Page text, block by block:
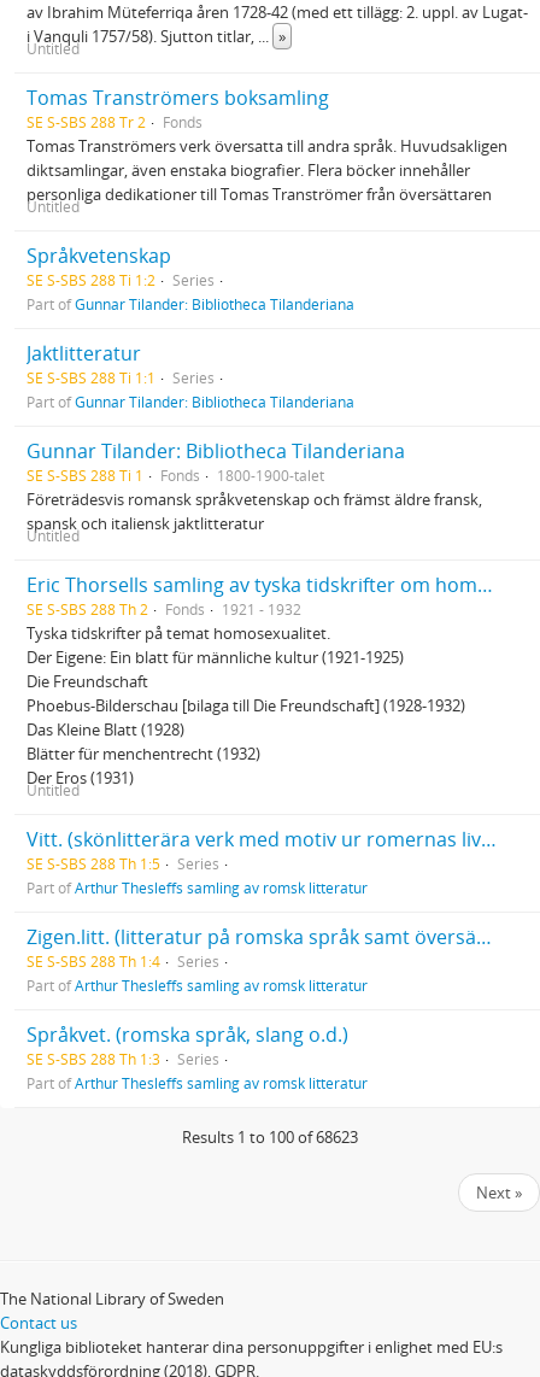
av Ibrahim Müteferriqa åren 1728-42 (med ett tillägg: 2. uppl. av Lugat-
i Vanquli 1757/58). Sjutton titlar, ... »
Untitled
Tomas Tranströmers boksamling
SE S-SBS 288 Tr 2 Fonds
Tomas Tranströmers verk översatta till andra språk. Huvudsakligen
diktsamlingar, även enstaka biografier. Flera böcker innehåller
personliga dedikationer till Tomas Tranströmer från översättaren
Untitled
Språkvetenskap
SE S-SBS 288 Ti 1:2
Series
Part ofGunnar Tilander: Bibliotheca Tilanderiana
Jaktlitteratur
SE S-SBS 288 Ti 1:1
Series
Part ofGunnar Tilander: Bibliotheca Tilanderiana
Gunnar Tilander: Bibliotheca Tilanderiana
SE S-SBS 288 Ti 1 Fonds 1800-1900-talet
Företrädesvis romansk språkvetenskap och främst äldre fransk,
spansk och italiensk jaktlitteratur
Untitled
Eric Thorsells samling av tyska tidskrifter om homosexualitet
SE S-SBS 288 Th 2 Fonds 1921 - 1932
Tyska tidskrifter på temat homosexualitet.
Der Eigene: Ein blatt für männliche kultur (1921-1925)
Die Freundschaft
Phoebus-Bilderschau [bilaga till Die Freundschaft] (1928-1932)
Das Kleine Blatt (1928)
Blätter für menchentrecht (1932)
Der Eros (1931)
Untitled
Vitt. (skönlitterära verk med motiv ur romernas liv eller med romer som handlande personer)
SE S-SBS 288 Th 1:5
Series
Part ofArthur Thesleffs samling av romsk litteratur
Zigen.litt. (litteratur på romska språk samt översättningar och bearbetningar)
SE S-SBS 288 Th 1:4
Series
Part ofArthur Thesleffs samling av romsk litteratur
Språkvet. (romska språk, slang o.d.)
SE S-SBS 288 Th 1:3
Series
Part ofArthur Thesleffs samling av romsk litteratur
Results 1 to 100 of 68623
Next »
The National Library of Sweden
Contact us
Kungliga biblioteket hanterar dina personuppgifter i enlighet med EU:s
dataskyddsförordning (2018), GDPR.